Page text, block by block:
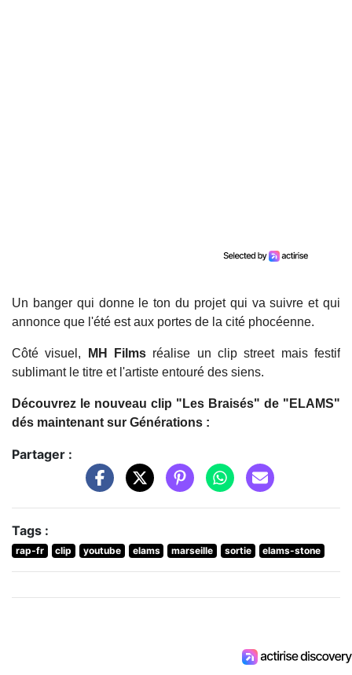
Un banger qui donne le ton du projet qui va suivre et qui
annonce que l'été est aux portes de la cité phocéenne.
Côté visuel, MH Films réalise un clip street mais festif
sublimant le titre et l'artiste entouré des siens.
Découvrez le nouveau clip "Les Braisés" de "ELAMS"
dés maintenant sur Générations :
Partager :
Tags :
rap-fr clip youtube elams marseille sortie elams-stone